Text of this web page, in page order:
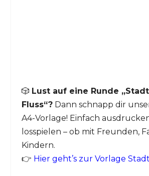
🎲 Lust auf eine Runde
Fluss“?Dann schnapp dir
A4-Vorlage! Einfach
losspielen – ob mit Freunden,
Kindern.
👉 Hier geht’s zur Vorlage